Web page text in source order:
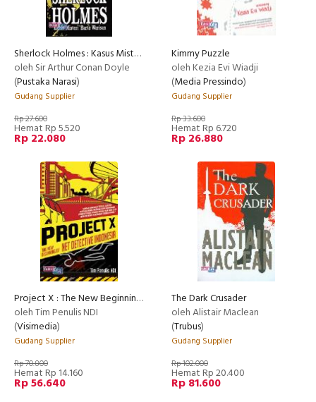
Sherlock Holmes : Kasus Misteri Harta Warisan
oleh Sir Arthur Conan Doyle
(Pustaka Narasi)
Gudang Supplier
Rp 27.600
Hemat Rp 5.520
Rp 22.080
Kimmy Puzzle
oleh Kezia Evi Wiadji
(Media Pressindo)
Gudang Supplier
Rp 33.600
Hemat Rp 6.720
Rp 26.880
Project X : The New Beginning of Net Detektif Indonesia
oleh Tim Penulis NDI
(Visimedia)
Gudang Supplier
Rp 70.800
Hemat Rp 14.160
Rp 56.640
The Dark Crusader
oleh Alistair Maclean
(Trubus)
Gudang Supplier
Rp 102.000
Hemat Rp 20.400
Rp 81.600